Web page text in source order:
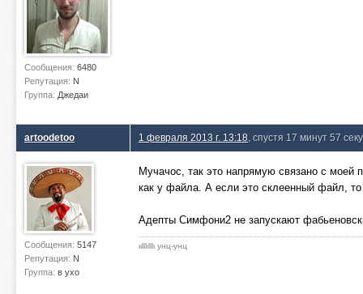
Сообщения: 6480
Репутация: N
Группа: Джедаи
artoodetoo
Сообщения: 5147
Репутация: N
Группа: в ухо
1 февраля 2013 г. 13:18 , спустя 17 минут 57
Мучачос, так это напрямую связано с моей
как у файла. А если это склеенный файл, то
Адепты Симфони2 не запускают
ιιlllιlllι унц-унц